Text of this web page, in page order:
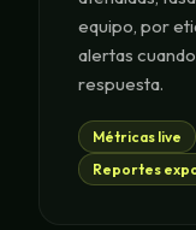
equipo, por
alertas
respuesta.
Métricas live
Reportes